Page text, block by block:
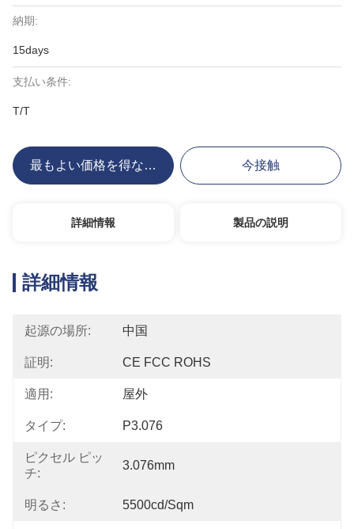
納期:
15days
支払い条件:
T/T
最もよい価格を得なさい 今接触
詳細情報 製品の説明
詳細情報
起源の場所: 中国
証明: CE FCC ROHS
適用: 屋外
タイプ: P3.076
ピクセル ピッ
チ:
3.076mm
明るさ: 5500cd/sqm